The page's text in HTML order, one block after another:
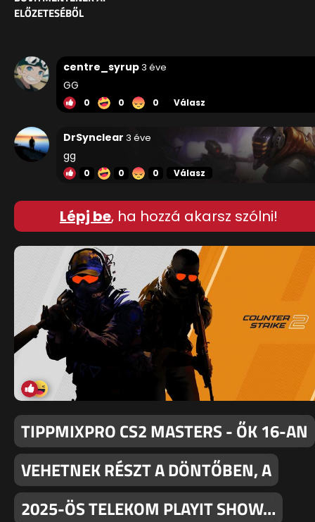
ELŐZETESÉBŐL
centre_syrup3 éve
GG
0 0 0 Válasz
DrSynclear 3 éve
gg
0 0 0 Válasz
Lépj be, ha hozzá akarsz szólni!
TIPPMIXPRO CS2 MASTERS - ŐK 16-AN
VEHETNEK RÉSZT A DÖNTŐBEN, A
2025-ÖS TELEKOM PLAYIT SHOW…